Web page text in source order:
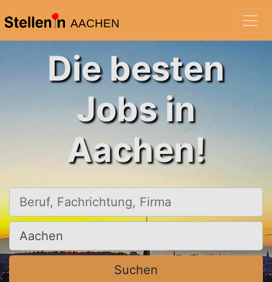
AACHEN
Die besten
Jobs in
Aachen!
Beruf, Fachrichtung, Firma
Ort, Stadt
Suchen